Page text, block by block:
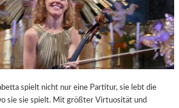
spielt nicht nur eine Partitur, sie lebt die
sie sie spielt. Mit größter Virtuosität und